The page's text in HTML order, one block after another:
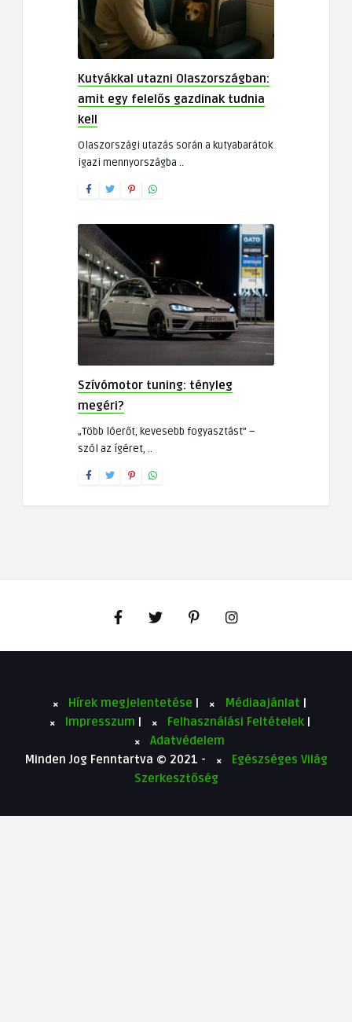
Kutyákkal utazni Olaszországban:
amit egy felelős gazdinak tudnia
kell
Olaszországi utazás során a kutyabarátok
igazi mennyországba ..
Szívómotor tuning: tényleg
megéri?
„Több lóerőt, kevesebb fogyasztást” –
szól az ígéret, ..
Hírek megjelentetése | Médiaajánlat |
Impresszum | Felhasználási Feltételek |
Adatvédelem
Minden Jog Fenntartva © 2021 -
Egészséges Világ
Szerkesztőség